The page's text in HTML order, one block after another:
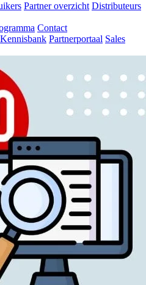
Partner overzicht Distributeurs
Contact
Kennisbank Partnerportaal Sales